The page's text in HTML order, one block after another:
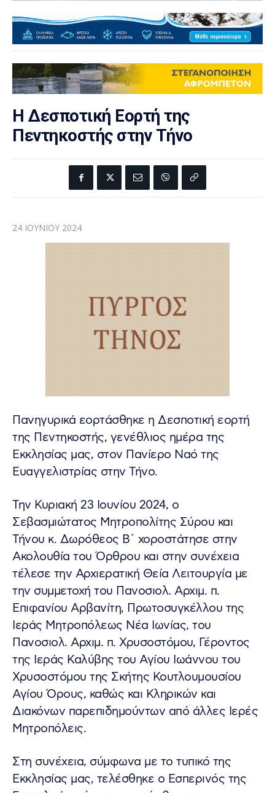
Η Δεσποτική Εορτή της
Πεντηκοστής στην Τήνο
24 ΙΟΥΝΊΟΥ 2024
Πανηγυρικά εορτάσθηκε η Δεσποτική εορτή
της Πεντηκοστής, γενέθλιος ημέρα της
Εκκλησίας μας, στον Πανίερο Ναό της
Ευαγγελιστρίας στην Τήνο.
Την Κυριακή 23 Ιουνίου 2024, ο
Σεβασμιώτατος Μητροπολίτης Σύρου και
Τήνου κ. Δωρόθεος Β΄ χοροστάτησε στην
Ακολουθία του Όρθρου και στην συνέχεια
τέλεσε την Αρχιερατική Θεία Λειτουργία με
την συμμετοχή του Πανοσιολ. Αρχιμ. π.
Επιφανίου Αρβανίτη, Πρωτοσυγκέλλου της
Ιεράς Μητροπόλεως Νέα Ιωνίας, του
Πανοσιολ. Αρχιμ. π. Χρυσοστόμου, Γέροντος
της Ιεράς Καλύβης του Αγίου Ιωάννου του
Χρυσοστόμου της Σκήτης Κουτλουμουσίου
Αγίου Όρους, καθώς και Κληρικών και
Διακόνων παρεπιδημούντων από άλλες Ιερές
Μητροπόλεις.
Στη συνέχεια, σύμφωνα με το τυπικό της
Εκκλησίας μας, τελέσθηκε ο Εσπερινός της